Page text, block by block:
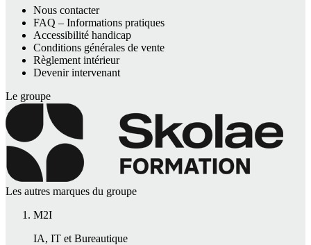
Nous contacter
FAQ – Informations pratiques
Accessibilité handicap
Conditions générales de vente
Règlement intérieur
Devenir intervenant
Le groupe
Les autres marques du groupe
M2I
IA, IT et Bureautique